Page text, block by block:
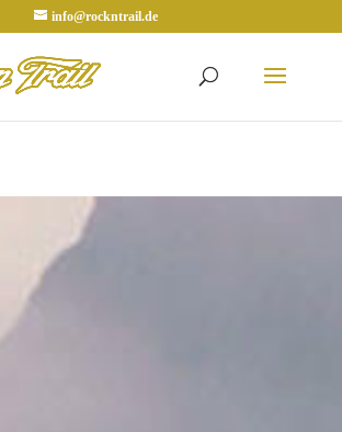
info@rockntrail.de